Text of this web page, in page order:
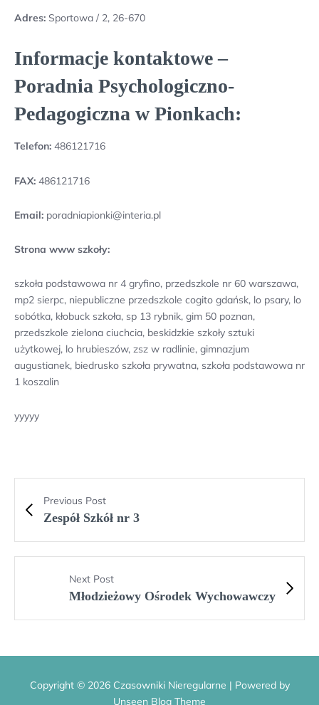
Adres: Sportowa / 2, 26-670
Informacje kontaktowe –
Poradnia Psychologiczno-
Pedagogiczna w Pionkach:
Telefon: 486121716
FAX: 486121716
Email: poradniapionki@interia.pl
Strona www szkoły:
szkoła podstawowa nr 4 gryfino, przedszkole nr 60 warszawa,
mp2 sierpc, niepubliczne przedszkole cogito gdańsk, lo psary, lo
sobótka, kłobuck szkoła, sp 13 rybnik, gim 50 poznan,
przedszkole zielona ciuchcia, beskidzkie szkoły sztuki
użytkowej, lo hrubieszów, zsz w radlinie, gimnazjum
augustianek, biedrusko szkoła prywatna, szkoła podstawowa nr
1 koszalin
yyyyy
Previous Post
Zespół Szkół nr 3
Next Post
Młodzieżowy Ośrodek Wychowawczy
Copyright © 2026 Czasowniki Nieregularne | Powered by
Unseen Blog Theme